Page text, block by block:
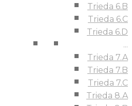
Trieda 6.B
Trieda 6.C
Trieda 6.D
...
Trieda 7.A
Trieda 7.B
Trieda 7.C
Trieda 8.A